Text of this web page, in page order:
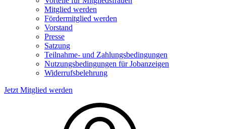
Mitglied werden
Fördermitglied werden
Vorstand
Presse
Satzung
Teilnahme- und Zahlungsbedingungen
Nutzungsbedingungen für Jobanzeigen
Widerrufsbelehrung
Jetzt Mitglied werden